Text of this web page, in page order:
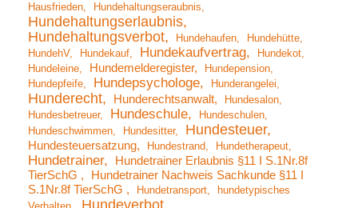
Hausfrieden
Hundehaltungseraubnis
Hundehaltungserlaubnis
Hundehaltungsverbot
Hundehaufen
Hundehütte
HundehV
Hundekauf Hundekaufvertrag
Hundekot
Hundeleine
Hundemelderegister
Hundepension
Hundepfeife
Hundepsychologe Hunderangelei
Hunderecht Hunderechtsanwalt
Hundesalon
Hundesbetreuer
Hundeschule
Hundeschulen
Hundeschwimmen
Hundesitter Hundesteuer
Hundesteuersatzung Hundestrand Hundetherapeut
Hundetrainer
Hundetrainer Erlaubnis §11 I S.1Nr.8f
TierSchG
Hundetrainer Nachweis Sachkunde §11 I
S.1Nr.8f TierSchG
Hundetransport
hundetypisches